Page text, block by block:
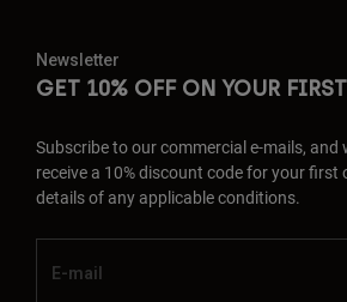
Newsletter
GET 10% OFF ON YOUR
Subscribe to our commercial e-mails,
receive a 10% discount code for your first
details of any applicable conditions.